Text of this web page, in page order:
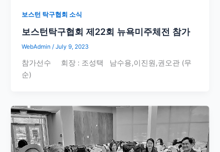
보스턴 탁구협회 소식
보스턴탁구협회 제22회 뉴욕미주체전 참가
WebAdmin/July 9, 2023
참가선수 회장 : 조성택 남수용,이진원,권오관 (무
순)